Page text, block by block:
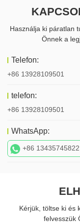
Használja ki páratlan
Önnek a
Telefon:
+86 13928109501
telefon:
+86 13928109501
WhatsApp:
+86 13435745822
Kérjük, töltse ki és
felvesszük